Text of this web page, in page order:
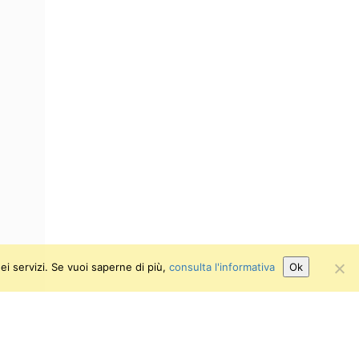
servizi. Se vuoi saperne di più, consulta l'informativa Ok